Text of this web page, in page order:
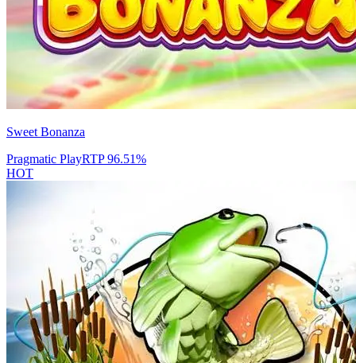
Sweet Bonanza
Pragmatic PlayRTP96.51%
HOT